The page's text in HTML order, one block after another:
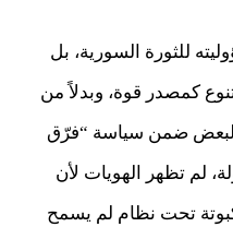
للثورة السورية، بل
كمصدر قوة، وبدلاً من
ضمن سياسة “فرّق
لم تظهر الهويات لأن
مكبوتة تحت نظام لم يسمح